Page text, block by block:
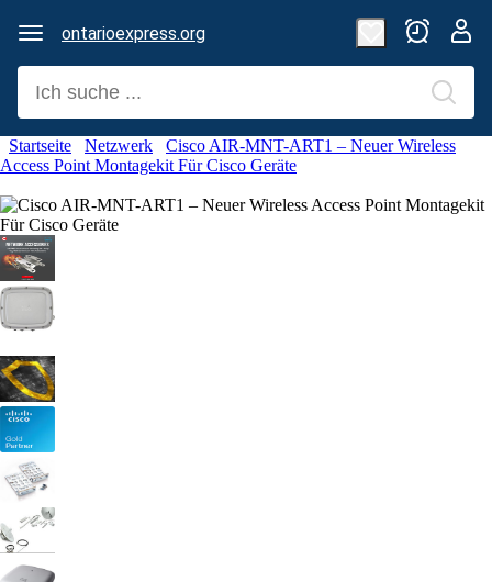
ontarioexpress.org
Startseite Netzwerk
Cisco AIR-MNT-ART1 – Neuer Wireless
Access Point Montagekit Für Cisco Geräte